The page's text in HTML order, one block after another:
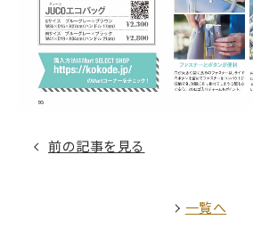
前の記事を見る
一覧へ